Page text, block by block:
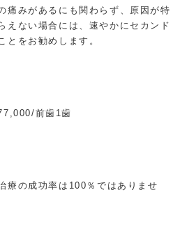
痛みがあるにも関わらず、原因が特
えない場合には、速やかにセカンド
とをお勧めします。
前歯1歯
療の成功率は100％ではありませ